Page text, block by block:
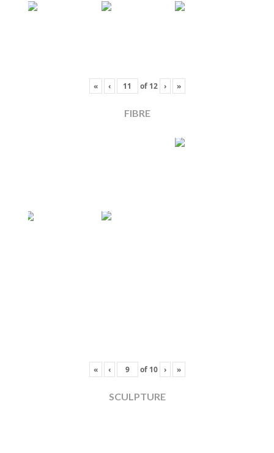
« ‹ of 12 › »
FIBRE
« ‹ of 10 › »
SCULPTURE